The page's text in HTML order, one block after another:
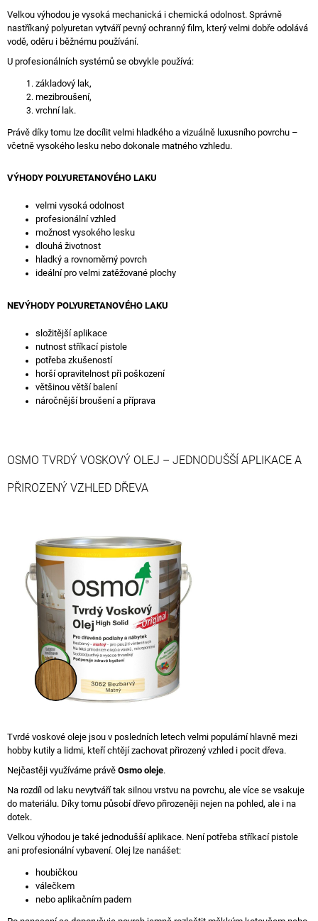
Velkou výhodou je vysoká mechanická i chemická odolnost. Správně
nastříkaný polyuretan vytváří pevný ochranný film, který velmi dobře odolává
vodě, oděru i běžnému používání.
U profesionálních systémů se obvykle používá:
základový lak,
mezibroušení,
vrchní lak.
Právě díky tomu lze docílit velmi hladkého a vizuálně luxusního povrchu –
včetně vysokého lesku nebo dokonale matného vzhledu.
VÝHODY POLYURETANOVÉHO LAKU
velmi vysoká odolnost
profesionální vzhled
možnost vysokého lesku
dlouhá životnost
hladký a rovnoměrný povrch
ideální pro velmi zatěžované plochy
NEVÝHODY POLYURETANOVÉHO LAKU
složitější aplikace
nutnost stříkací pistole
potřeba zkušeností
horší opravitelnost při poškození
většinou větší balení
náročnější broušení a příprava
OSMO TVRDÝ VOSKOVÝ OLEJ – JEDNODUŠŠÍ APLIKACE A
PŘIROZENÝ VZHLED DŘEVA
Tvrdé voskové oleje jsou v posledních letech velmi populární hlavně mezi
hobby kutily a lidmi, kteří chtějí zachovat přirozený vzhled i pocit dřeva.
Nejčastěji využíváme právě Osmo oleje.
Na rozdíl od laku nevytváří tak silnou vrstvu na povrchu, ale více se vsakuje
do materiálu. Díky tomu působí dřevo přirozeněji nejen na pohled, ale i na
dotek.
Velkou výhodou je také jednodušší aplikace. Není potřeba stříkací pistole
ani profesionální vybavení. Olej lze nanášet:
houbičkou
válečkem
nebo aplikačním padem
E
-
OŘECH
(204X26
CM)
815
Kč